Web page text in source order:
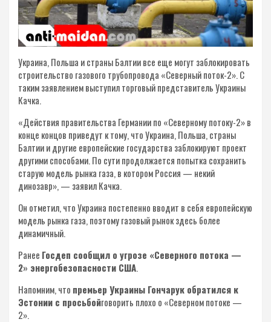
Украина, Польша и страны Балтии все еще могут заблокировать
строительство газового трубопровода «Северный поток-2». С
таким заявлением выступил торговый представитель Украины
Качка.
«Действия правительства Германии по «Северному потоку-2» в
конце концов приведут к тому, что Украина, Польша, страны
Балтии и другие европейские государства заблокируют проект
другими способами. По сути продолжается попытка сохранить
старую модель рынка газа, в котором Россия — некий
динозавр», — заявил Качка.
Он отметил, что Украина постепенно вводит в себя европейскую
модель рынка газа, поэтому газовый рынок здесь более
динамичный.
Ранее Госдеп сообщил о угрозе «Северного потока —
2» энергобезопасности США.
Напомним, что премьер Украины Гончарук обратился к
Эстонии с просьбойговорить плохо о «Северном потоке —
2».